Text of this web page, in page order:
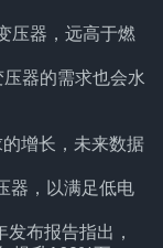
压器，远高于燃
器的需求也会水
增长，未来数据
器，以满足低电
布报告指出，